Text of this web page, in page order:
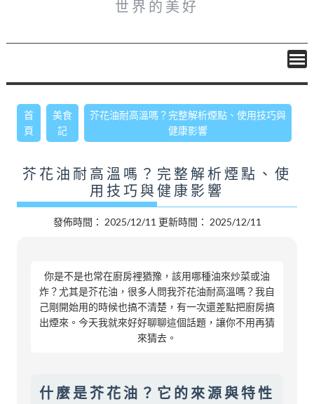
世界的美好
首
頁
美食
記
芥花油耐高溫嗎？完整解析煙點、使用技巧與
健康影響
芥花油耐高溫嗎？完整解析煙點、使
用技巧與健康影響
發佈時間： 2025/12/11 更新時間： 2025/12/11
你是不是也常在廚房裡猶豫，該用哪種油來炒菜或油
炸？尤其是芥花油，很多人問我芥花油耐高溫嗎？我自
己剛開始用的時候也搞不清楚，有一次還差點把廚房搞
出煙來。今天我就來好好聊聊這個話題，讓你不用再猜
來猜去。
什麼是芥花油？它的來源與特性